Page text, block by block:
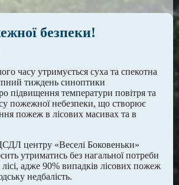
безпеки!
часу утримується суха та спекотна
тиждень синоптики
підвищення температури повітря та
пожежної небезпеки, що створює
пожеж в лісових масивах та в
центру «Веселі Боковеньки»
утpиматись без нагальної потреби
адже 90% випадків лісових пожеж
недбалість.